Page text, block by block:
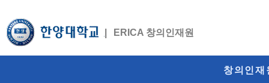
ERICA 창의인재원
창의인재